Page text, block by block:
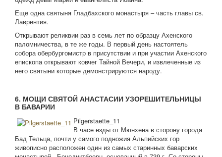
Еще одна святыня Гладбахского монастыря – часть главы св.
Лаврентия.
Открывают реликвии раз в семь лет по образцу Ахенского
паломничества, в те же годы. В первый день настоятель
собора обербургомистр в присутствии и при участии Ахенского
епископа открывают ковчег Тайной Вечери, и извлеченные из
него святыни которые демонстрируются народу.
6. МОЩИ СВЯТОЙ АНАСТАСИИ УЗОРЕШИТЕЛЬНИЦЫ
В БАВАРИИ
Pilgerstaette_11
В часе езды от Мюнхена в сторону города
Бад Тельца, почти у самого подножия Альпийских гор
живописно расположен один из самых старинных баварских